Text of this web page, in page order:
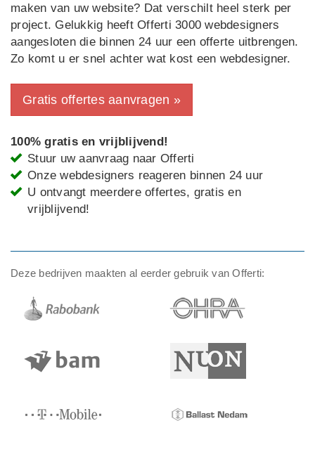
maken van uw website? Dat verschilt heel sterk per
project. Gelukkig heeft Offerti 3000 webdesigners
aangesloten die binnen 24 uur een offerte uitbrengen.
Zo komt u er snel achter wat kost een webdesigner.
Gratis offertes aanvragen »
100% gratis en vrijblijvend!
Stuur uw aanvraag naar Offerti
Onze webdesigners reageren binnen 24 uur
U ontvangt meerdere offertes, gratis en
vrijblijvend!
Deze bedrijven maakten al eerder gebruik van Offerti: